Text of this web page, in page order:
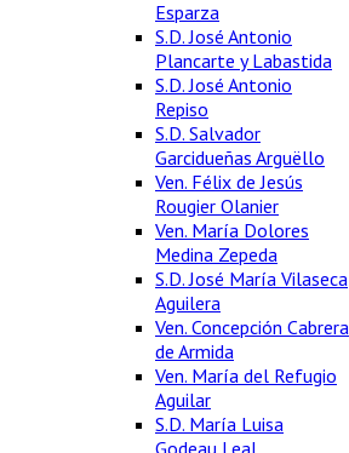
Esparza
S.D. José Antonio
Plancarte y Labastida
S.D. José Antonio
Repiso
S.D. Salvador
Garcidueñas Arguëllo
Ven. Félix de Jesús
Rougier Olanier
Ven. María Dolores
Medina Zepeda
S.D. José María Vilaseca
Aguilera
Ven. Concepción Cabrera
de Armida
Ven. María del Refugio
Aguilar
S.D. María Luisa
Godeau Leal